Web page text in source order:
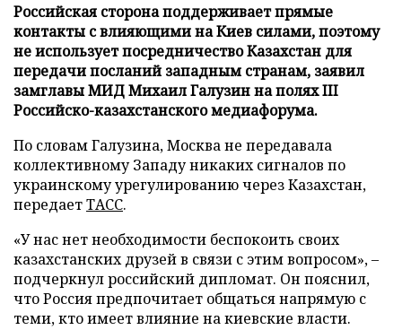
Российская сторона поддерживает прямые
контакты с влияющими на Киев силами, поэтому
не использует посредничество Казахстан для
передачи посланий западным странам, заявил
замглавы МИД Михаил Галузин на полях III
Российско-казахстанского медиафорума.
По словам Галузина, Москва не передавала
коллективному Западу никаких сигналов по
украинскому урегулированию через Казахстан,
передаетТАСС.
«У нас нет необходимости беспокоить своих
казахстанских друзей в связи с этим вопросом», –
подчеркнул российский дипломат. Он пояснил,
что Россия предпочитает общаться напрямую с
теми, кто имеет влияние на киевские власти.